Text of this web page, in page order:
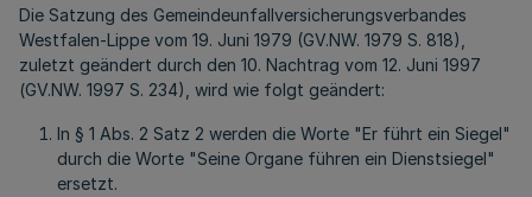
Die Satzung des Gemeindeunfallversicherungsverbandes
Westfalen-Lippe vom 19. Juni 1979 (GV.NW. 1979 S. 818),
zuletzt geändert durch den 10. Nachtrag vom 12. Juni 1997
(GV.NW. 1997 S. 234), wird wie folgt geändert:
In § 1 Abs. 2 Satz 2 werden die Worte "Er führt ein Siegel"
durch die Worte "Seine Organe führen ein Dienstsiegel"
ersetzt.